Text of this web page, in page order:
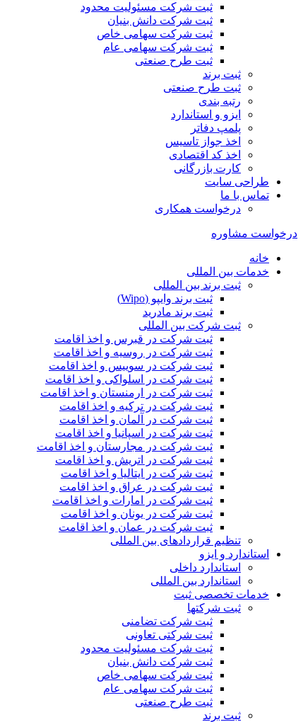
ثبت شرکت مسئولیت محدود
ثبت شرکت دانش بنیان
ثبت شرکت سهامی خاص
ثبت شرکت سهامی عام
ثبت طرح صنعتی
ثبت برند
ثبت طرح صنعتی
رتبه بندی
ایزو و استاندارد
پلمپ دفاتر
اخذ جواز تاسیس
اخذ کد اقتصادی
کارت بازرگانی
طراحی سایت
تماس با ما
درخواست همکاری
درخواست مشاوره
خانه
خدمات بین المللی
ثبت برند بین المللی
ثبت برند وایپو (Wipo)
ثبت برند مادرید
ثبت شرکت بین المللی
ثبت شرکت در قبرس و اخذ اقامت
ثبت شرکت در روسیه و اخذ اقامت
ثبت شرکت در سوییس و اخذ اقامت
ثبت شرکت در اسلواکی و اخذ اقامت
ثبت شرکت در ارمنستان و اخذ اقامت
ثبت شرکت در ترکیه و اخذ اقامت
ثبت شرکت در آلمان و اخذ اقامت
ثبت شرکت در اسپانیا و اخذ اقامت
ثبت شرکت در مجارستان و اخذ اقامت
ثبت شرکت در اتریش و اخذ اقامت
ثبت شرکت در ایتالیا و اخذ اقامت
ثبت شرکت در عراق و اخذ اقامت
ثبت شرکت در امارات و اخذ اقامت
ثبت شرکت در یونان و اخذ اقامت
ثبت شرکت در عمان و اخذ اقامت
تنظیم قراردادهای بین المللی
استاندارد و ایزو
استاندارد داخلی
استاندارد بین المللی
خدمات تخصصی ثبت
ثبت شرکتها
ثبت شرکت تضامنی
ثبت شرکتی تعاونی
ثبت شرکت مسئولیت محدود
ثبت شرکت دانش بنیان
ثبت شرکت سهامی خاص
ثبت شرکت سهامی عام
ثبت طرح صنعتی
ثبت برند